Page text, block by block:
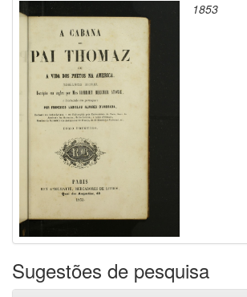
1853
Sugestões de pesquisa